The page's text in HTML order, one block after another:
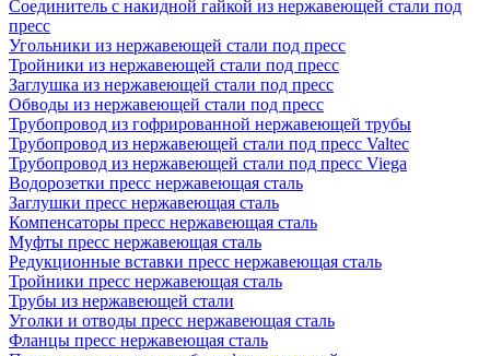
Соединитель с накидной гайкой из нержавеющей стали под
пресс
Угольники из нержавеющей стали под пресс
Тройники из нержавеющей стали под пресс
Заглушка из нержавеющей стали под пресс
Обводы из нержавеющей стали под пресс
Трубопровод из гофрированной нержавеющей трубы
Трубопровод из нержавеющей стали под пресс Valtec
Трубопровод из нержавеющей стали под пресс Viega
Водорозетки пресс нержавеющая сталь
Заглушки пресс нержавеющая сталь
Компенсаторы пресс нержавеющая сталь
Муфты пресс нержавеющая сталь
Редукционные вставки пресс нержавеющая сталь
Тройники пресс нержавеющая сталь
Трубы из нержавеющей стали
Уголки и отводы пресс нержавеющая сталь
Фланцы пресс нержавеющая сталь